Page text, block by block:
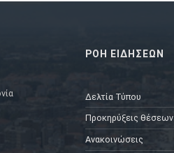
ΡΟΗ ΕΙΔΗΣΕΩΝ
Δελτία Τύπου
Προκηρύξεις θέσεων
Ανακοινώσεις